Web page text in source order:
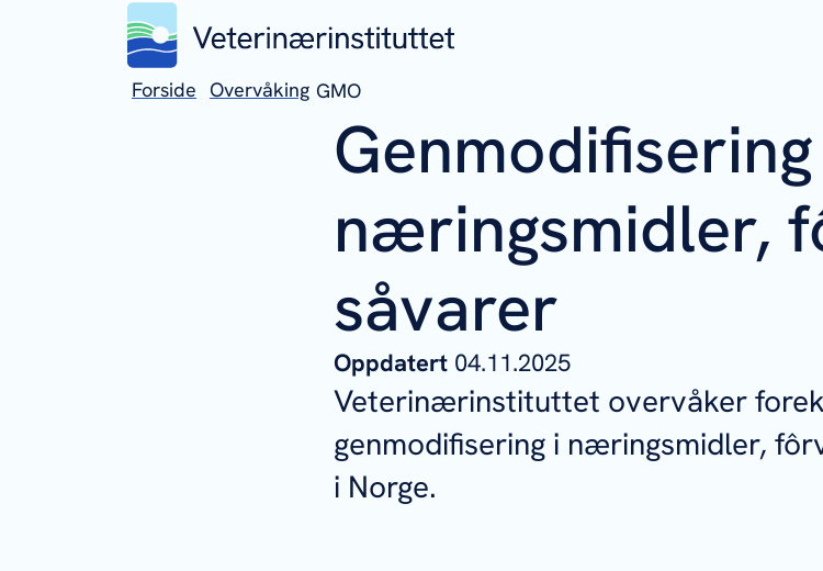
Forside Overvåking GMO
næringsmidler,
såvarer
Oppdatert 04.11.2025
Veterinærinstituttet overvåker
genmodifisering i næringsmidler,
i Norge.